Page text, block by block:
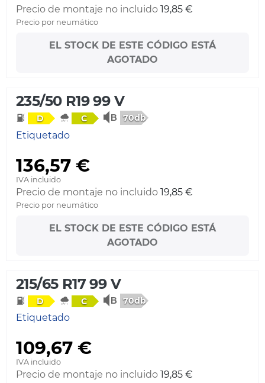
Precio de montaje no incluido 19,85 €
Precio por neumático
EL STOCK DE ESTE CÓDIGO ESTÁ
AGOTADO
235/50 R19 99 V
D C 70db
Etiquetado
136,57 €
IVA incluido
Precio de montaje no incluido 19,85 €
Precio por neumático
EL STOCK DE ESTE CÓDIGO ESTÁ
AGOTADO
215/65 R17 99 V
D C 70db
Etiquetado
109,67 €
IVA incluido
Precio de montaje no incluido 19,85 €